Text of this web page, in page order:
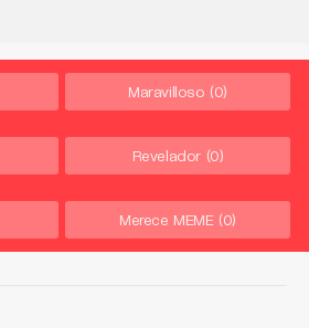
Maravilloso (0)
Revelador (0)
Merece MEME (0)